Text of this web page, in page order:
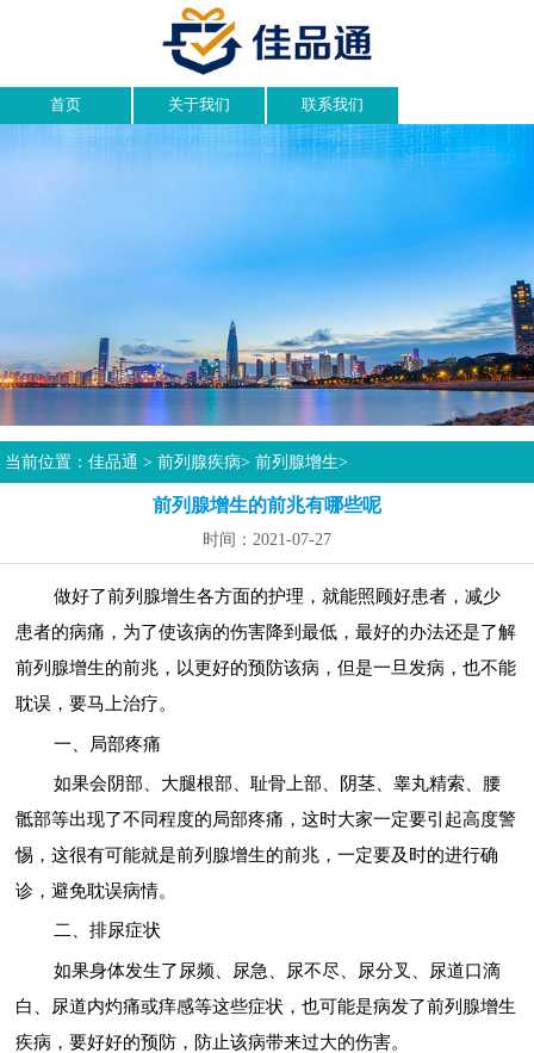
首页 关于我们 联系我们
当前位置：佳品通 >前列腺疾病>前列腺增生>
前列腺增生的前兆有哪些呢
时间：2021-07-27
做好了前列腺增生各方面的护理，就能照顾好患者，减少
患者的病痛，为了使该病的伤害降到最低，最好的办法还是了解
前列腺增生的前兆，以更好的预防该病，但是一旦发病，也不能
耽误，要马上治疗。
一、局部疼痛
如果会阴部、大腿根部、耻骨上部、阴茎、睾丸精索、腰
骶部等出现了不同程度的局部疼痛，这时大家一定要引起高度警
惕，这很有可能就是前列腺增生的前兆，一定要及时的进行确
诊，避免耽误病情。
二、排尿症状
如果身体发生了尿频、尿急、尿不尽、尿分叉、尿道口滴
白、尿道内灼痛或痒感等这些症状，也可能是病发了前列腺增生
疾病，要好好的预防，防止该病带来过大的伤害。